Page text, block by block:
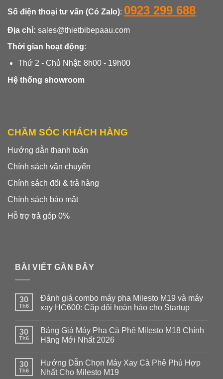
Số điện thoại tư vấn (Có Zalo): 0923 299 688
Địa chỉ: sales@thietbibepaau.com
Thời gian hoạt động:
Thứ 2 - Chủ Nhật: 8h00 - 19h00
Hệ thống showroom
CHĂM SÓC KHÁCH HÀNG
Hướng dẫn thanh toán
Chính sách vận chuyển
Chính sách đổi & trả hàng
Chính sách bảo mật
Hỗ trợ trả góp 0%
BÀI VIẾT GẦN ĐÂY
30
Th6
Đánh giá combo máy pha Milesto M19 và máy
xay HC600: Cặp đôi hoàn hảo cho Startup
bình
luận
ở
combo
máy
pha
30
Th6
Bảng Giá Máy Pha Cà Phê Milesto M18 Chính
Hãng Mới Nhất 2026
bình
luận
ở
30
Th6
Hướng Dẫn Chọn Máy Xay Cà Phê Phù Hợp
Nhất Cho Milesto M19